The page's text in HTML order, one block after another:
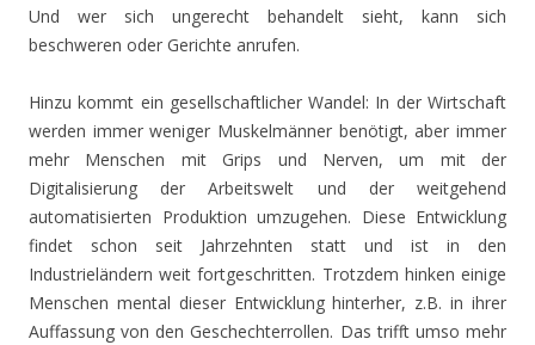
Und wer sich ungerecht behandelt sieht, kann sich
beschweren oder Gerichte anrufen.
Hinzu kommt ein gesellschaftlicher Wandel: In der Wirtschaft
werden immer weniger Muskelmänner benötigt, aber immer
mehr Menschen mit Grips und Nerven, um mit der
Digitalisierung der Arbeitswelt und der weitgehend
automatisierten Produktion umzugehen. Diese Entwicklung
findet schon seit Jahrzehnten statt und ist in den
Industrieländern weit fortgeschritten. Trotzdem hinken einige
Menschen mental dieser Entwicklung hinterher, z.B. in ihrer
Auffassung von den Geschechterrollen. Das trifft umso mehr